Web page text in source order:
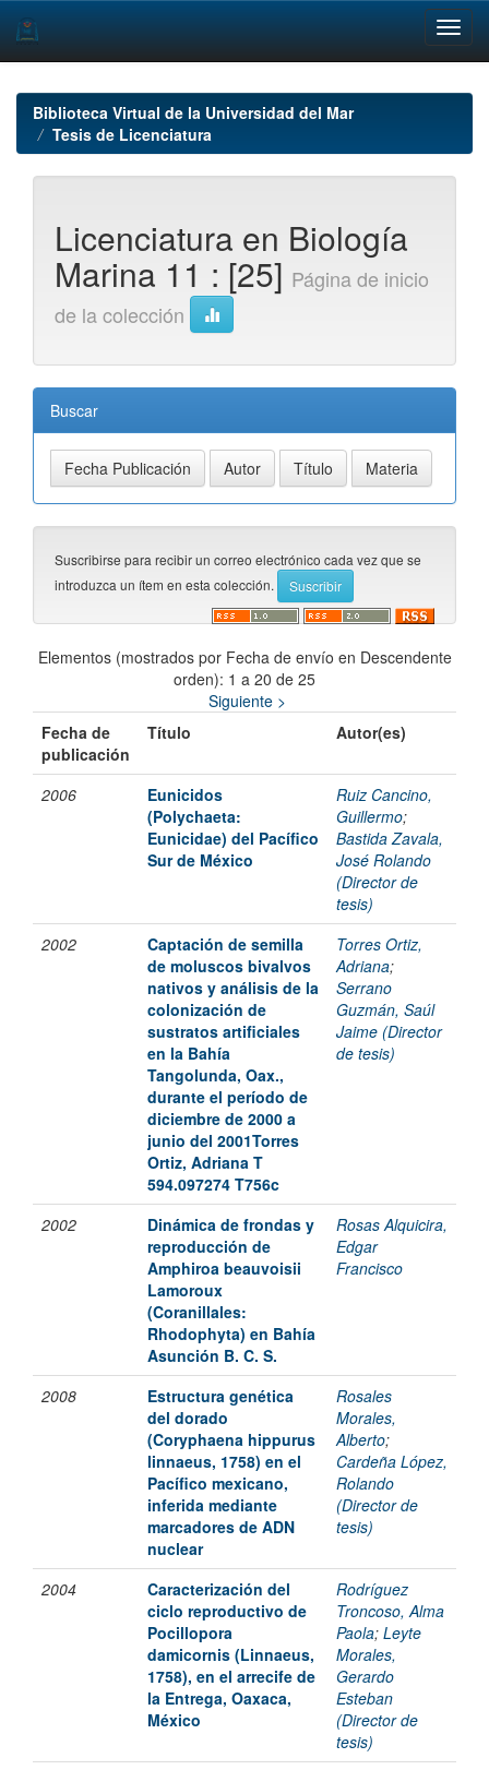
navigationBiblioteca Virtual de la Universidad del Mar
Tesis de Licenciatura
Licenciatura en Biología
Marina 11 : [25] Página de inicio
de la colección
Buscar
Suscribirse para recibir un correo electrónico cada vez que se
introduzca un ítem en esta colección.
Elementos (mostrados por Fecha de envío en Descendente
orden): 1 a 20 de 25
Siguiente >
Fecha de
publicación
Título Autor(es)
2006
Eunicidos
(Polychaeta:
Eunicidae) del Pacífico
Sur de México
Ruiz Cancino,
Guillermo;
Bastida Zavala,
José Rolando
(Director de
tesis)
2002
Captación de semilla
de moluscos bivalvos
nativos y análisis de la
colonización de
sustratos artificiales
en la Bahía
Tangolunda, Oax.,
durante el período de
diciembre de 2000 a
junio del 2001Torres
Ortiz, Adriana T
594.097274 T756c
Torres Ortiz,
Adriana;
Serrano
Guzmán, Saúl
Jaime (Director
de tesis)
2002
Dinámica de frondas y
reproducción de
Amphiroa beauvoisii
Lamoroux
(Coranillales:
Rhodophyta) en Bahía
Asunción B. C. S.
Rosas Alquicira,
Edgar
Francisco
2008
Estructura genética
del dorado
(Coryphaena hippurus
linnaeus, 1758) en el
Pacífico mexicano,
inferida mediante
marcadores de ADN
nuclear
Rosales
Morales,
Alberto;
Cardeña López,
Rolando
(Director de
tesis)
2004
Caracterización del
ciclo reproductivo de
Pocillopora
damicornis (Linnaeus,
1758), en el arrecife de
la Entrega, Oaxaca,
México
Rodríguez
Troncoso, Alma
Paola; Leyte
Morales,
Gerardo
Esteban
(Director de
tesis)